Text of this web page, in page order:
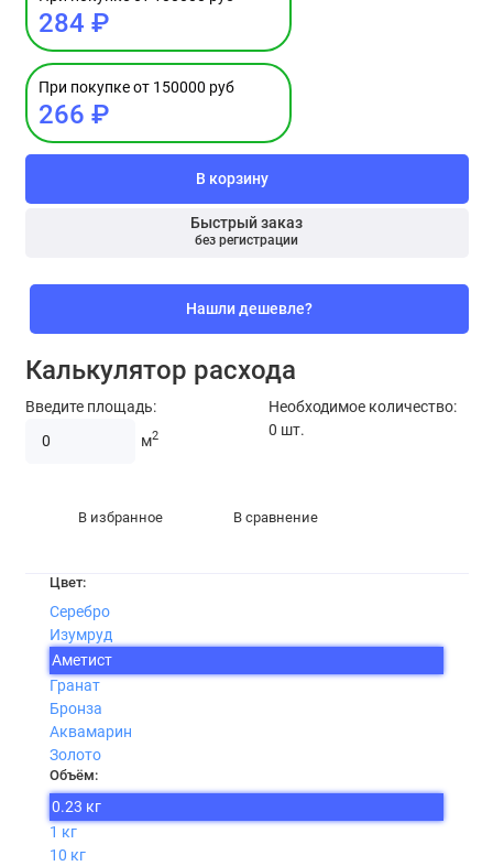
284 ₽
При покупке от 150000 руб
266 ₽
В корзину
Быстрый заказ
без регистрации
Нашли дешевле?
Калькулятор расхода
Введите площадь:
м2
Необходимое количество:
0 шт.
В избранное В сравнение
Цвет:
Серебро
Изумруд
Аметист
Гранат
Бронза
Аквамарин
Золото
Объём:
0.23 кг
1 кг
10 кг